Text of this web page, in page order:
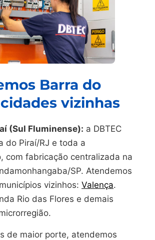
Barra do
vizinhas
(Sul Fluminense): a DBTEC
do Piraí/RJ e toda a
com fabricação centralizada na
SP. Atendemos
vizinhos: Valença.
Rio das Flores e demais
de maior porte, atendemos